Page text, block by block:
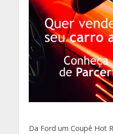
Da Ford um Coupê Hot